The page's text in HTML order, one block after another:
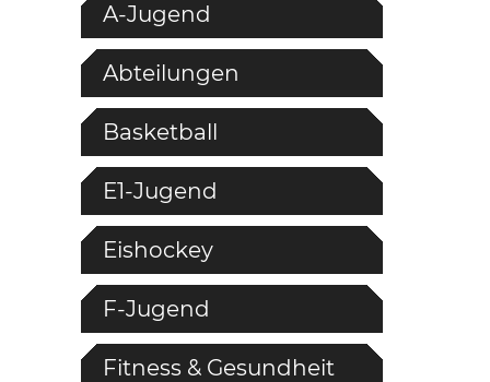
A-Jugend
Abteilungen
Basketball
E1-Jugend
Eishockey
F-Jugend
Fitness & Gesundheit